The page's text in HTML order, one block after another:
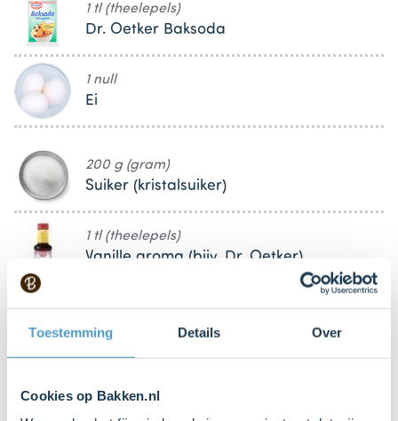
Toestemming Details Over
Cookies op Bakken.nl
1 tl (theelepels)
Dr. Oetker Baksoda
1 null
Ei
200 g (gram)
Suiker (kristalsuiker)
1 tl (theelepels)
Vanille aroma (bijv. Dr. Oetker)
null snufje
Zout
Koopmans Patentbloem Kristal